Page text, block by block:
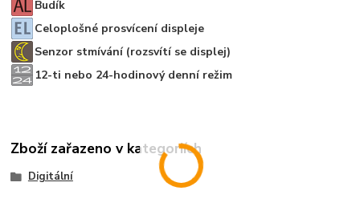
Budík
Celoplošné prosvícení displeje
Senzor stmívání (rozsvítí se displej)
12-ti nebo 24-hodinový denní režim
Zboží zařazeno v kategoriích
Digitální